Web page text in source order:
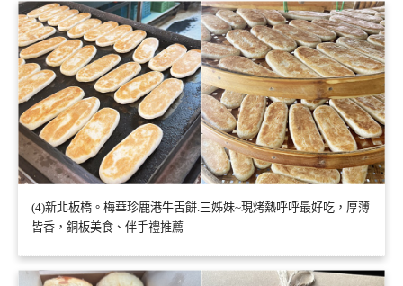
(4)新北板橋。梅華珍鹿港牛舌餅.三姊妹~現烤熱呼呼最好吃，厚薄
皆香，銅板美食、伴手禮推薦